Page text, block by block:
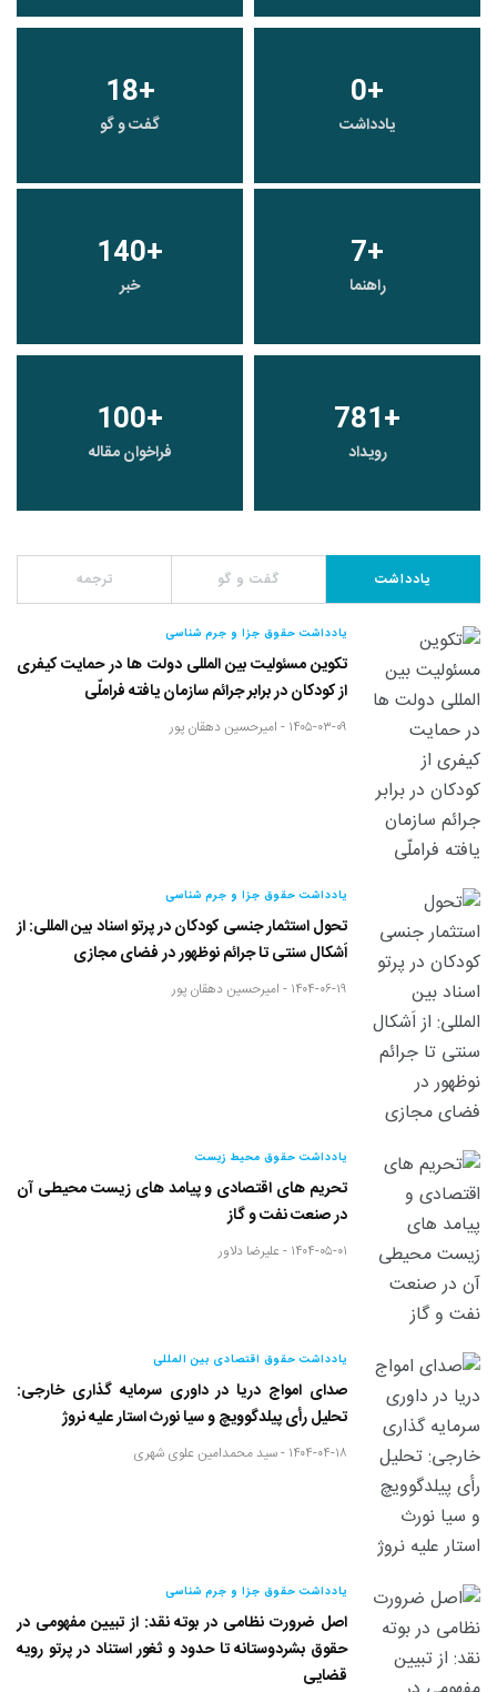
18+
گفت و گو
0+
یادداشت
140+
خبر
7+
راهنما
100+
فراخوان مقاله
781+
رویداد
یادداشت گفت و گو ترجمه
یادداشت حقوق جزا و جرم شناسی
تکوین مسئولیت بین المللی دولت ها در حمایت کیفری
از کودکان در برابر جرائم سازمان یافته فراملّی
۱۴۰۵-۰۳-۰۹ - امیرحسین دهقان پور
یادداشت حقوق جزا و جرم شناسی
تحول استثمار جنسی کودکان در پرتو اسناد بین المللی: از
اَشکال سنتی تا جرائم نوظهور در فضای مجازی
۱۴۰۴-۰۶-۱۹ - امیرحسین دهقان پور
یادداشت حقوق محیط زیست
تحریم های اقتصادی و پیامد های زیست محیطی آن
در صنعت نفت و گاز
۱۴۰۴-۰۵-۰۱ - علیرضا دلاور
یادداشت حقوق اقتصادی بین المللی
صدای امواج دریا در داوری سرمایه گذاری خارجی:
تحلیل رأی پیلدگوویچ و سیا نورث استار علیه نروژ
۱۴۰۴-۰۴-۱۸ - سید محمدامین علوی شهری
یادداشت حقوق جزا و جرم شناسی
اصل ضرورت نظامی در بوته نقد: از تبیین مفهومی در
حقوق بشردوستانه تا حدود و ثغور استناد در پرتو رویه
قضایی